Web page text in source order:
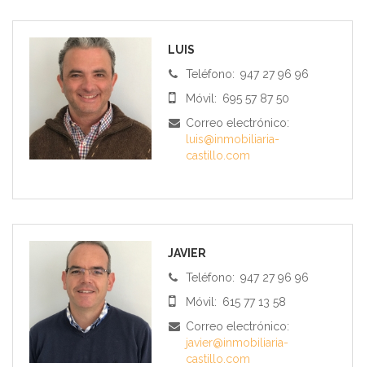
LUIS
Teléfono: 947 27 96 96
Móvil: 695 57 87 50
Correo electrónico:
luis@inmobiliaria-
castillo.com
JAVIER
Teléfono: 947 27 96 96
Móvil: 615 77 13 58
Correo electrónico:
javier@inmobiliaria-
castillo.com